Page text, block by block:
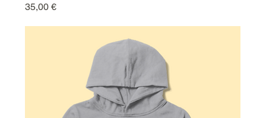
Preis
35,00 €